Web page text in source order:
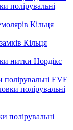
полірувальні
Кільця
Кільця
Нордікс
полірувальні EVE
полірувальні
полірувальні